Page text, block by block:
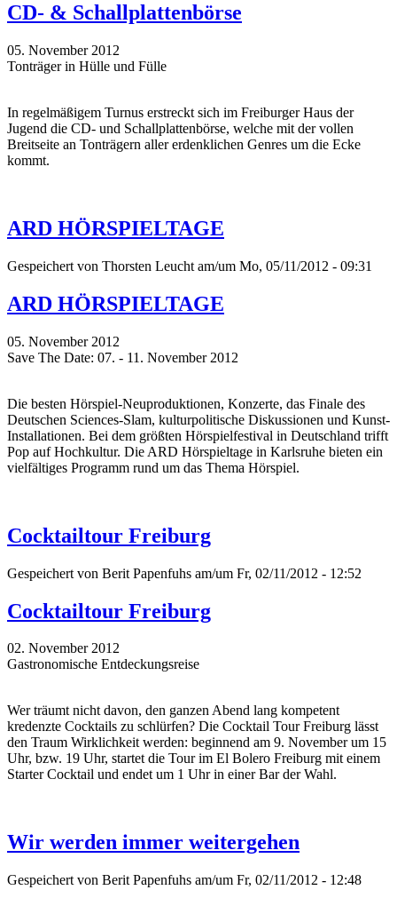
CD- & Schallplattenbörse
05. November 2012
Tonträger in Hülle und Fülle
In regelmäßigem Turnus erstreckt sich im Freiburger Haus der
Jugend die CD- und Schallplattenbörse, welche mit der vollen
Breitseite an Tonträgern aller erdenklichen Genres um die Ecke
kommt.
ARD HÖRSPIELTAGE
Gespeichert von Thorsten Leucht am/um Mo, 05/11/2012 - 09:31
ARD HÖRSPIELTAGE
05. November 2012
Save The Date: 07. - 11. November 2012
Die besten Hörspiel-Neuproduktionen, Konzerte, das Finale des
Deutschen Sciences-Slam, kulturpolitische Diskussionen und Kunst-
Installationen. Bei dem größten Hörspielfestival in Deutschland trifft
Pop auf Hochkultur. Die ARD Hörspieltage in Karlsruhe bieten ein
vielfältiges Programm rund um das Thema Hörspiel.
Cocktailtour Freiburg
Gespeichert von Berit Papenfuhs am/um Fr, 02/11/2012 - 12:52
Cocktailtour Freiburg
02. November 2012
Gastronomische Entdeckungsreise
Wer träumt nicht davon, den ganzen Abend lang kompetent
kredenzte Cocktails zu schlürfen? Die Cocktail Tour Freiburg lässt
den Traum Wirklichkeit werden: beginnend am 9. November um 15
Uhr, bzw. 19 Uhr, startet die Tour im El Bolero Freiburg mit einem
Starter Cocktail und endet um 1 Uhr in einer Bar der Wahl.
Wir werden immer weitergehen
Gespeichert von Berit Papenfuhs am/um Fr, 02/11/2012 - 12:48